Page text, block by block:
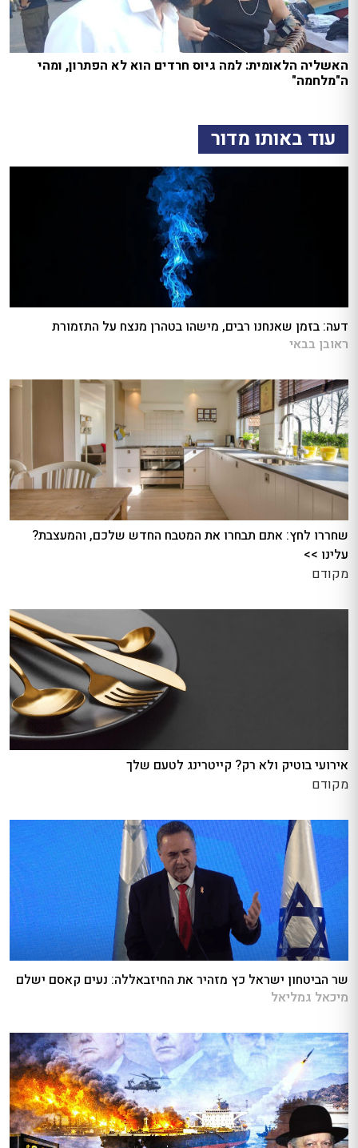
האשליה הלאומית: למה גיוס חרדים הוא לא הפתרון, ומהי
ה"מלחמה"
עוד באותו מדור
דעה: בזמן שאנחנו רבים, מישהו בטהרן מנצח על התזמורת
ראובן בבאי
שחררו לחץ: אתם תבחרו את המטבח החדש שלכם, והמעצבת?
עלינו >>
מקודם
אירועי בוטיק ולא רק? קייטרינג לטעם שלך
מקודם
שר הביטחון ישראל כץ מזהיר את החיזבאללה: נעים קאסם ישלם
מיכאל גמליאל